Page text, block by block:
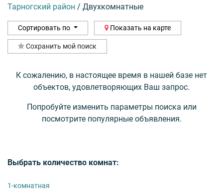
Тарногский район / Двухкомнатные
Сортировать по Показать на карте
Сохранить мой поиск
К сожалению, в настоящее время в нашей базе нет
объектов, удовлетворяющих Ваш запрос.
Попробуйте изменить параметры поиска или
посмотрите популярные объявления.
Выбрать количество комнат:
1-комнатная